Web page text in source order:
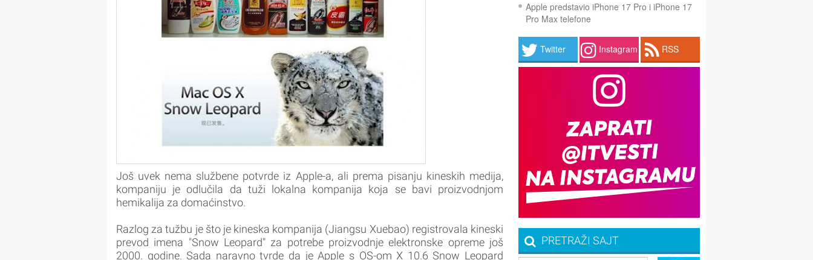
Još uvek nema službene potvrde iz Apple-a, ali prema pisanju kineskih medija,
kompaniju je odlučila da tuži lokalna kompanija koja se bavi proizvodnjom
hemikalija za domaćinstvo.
Razlog za tužbu je što je kineska kompanija (Jiangsu Xuebao) registrovala kineski
prevod imena "Snow Leopard" za potrebe proizvodnje elektronske opreme još
2000. godine. Sada naravno tvrde da je Apple s OS-om X 10.6 Snow Leopard
Apple predstavio iPhone 17 Pro i iPhone 17
Pro Max telefone
Twitter Instagram RSS
PRETRAŽI SAJT